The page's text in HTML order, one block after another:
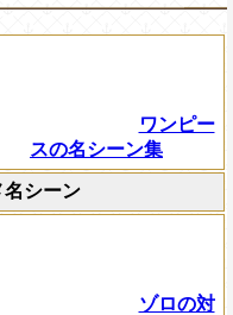
ワンピー
スの名シーン集
名シーン
ゾロの対